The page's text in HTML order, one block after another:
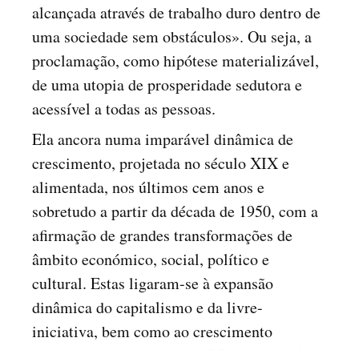
alcançada através de trabalho duro dentro de
uma sociedade sem obstáculos». Ou seja, a
proclamação, como hipótese materializável,
de uma utopia de prosperidade sedutora e
acessível a todas as pessoas.
Ela ancora numa imparável dinâmica de
crescimento, projetada no século XIX e
alimentada, nos últimos cem anos e
sobretudo a partir da década de 1950, com a
afirmação de grandes transformações de
âmbito económico, social, político e
cultural. Estas ligaram-se à expansão
dinâmica do capitalismo e da livre-
iniciativa, bem como ao crescimento